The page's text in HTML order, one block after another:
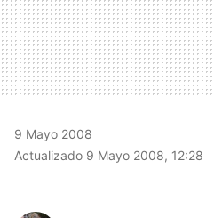
9 Mayo 2008
Actualizado 9 Mayo 2008, 12:28